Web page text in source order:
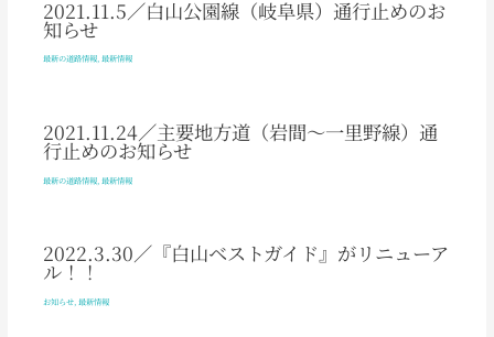
2021.11.5／白山公園線（岐阜県）通行止めのお
知らせ
最新の道路情報, 最新情報
2021.11.24／主要地方道（岩間～一里野線）通
行止めのお知らせ
最新の道路情報, 最新情報
2022.3.30／『白山ベストガイド』がリニューア
ル！！
お知らせ, 最新情報